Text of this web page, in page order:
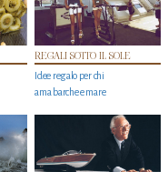
REGALI SOTTO IL SOLE
Idee regalo per chi
ama barche e mare